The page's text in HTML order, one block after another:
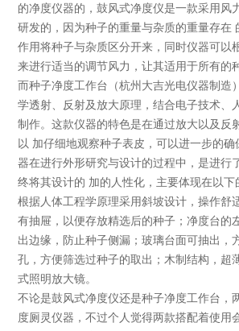
的净度仪器的，鼓风式净度仪是一款采用风
研发的，因为种子的重量与杂质的重量存在
作用将种子与杂质区分开来，同时仪器可以
来进行适当的调节风力，让其适用于所有的
而种子净度工作台（杭州大吉光电仪器制造
学透射、反射及放大原理，结合电子技术、
制作。这款仪器的特色是在通过放大以及反
以 加仔细地观察种子表皮，可以进一步的确
器在进行外形研究与设计的过程中，是进行
终将其设计的 加的人性化，主要体现在以下
根据人体工程学原理采用斜坡设计，操作舒
有抽屉，以便存放精选后的种子；净度台的
出边缘，防止种子侧漏；玻璃台面可抽出，
孔，方便筛选过种子的取出；木制结构，超
式照明放大镜。
不论是鼓风式净度仪还是种子净度工作台，
度厕灵仪器，不过个人觉得两款搭配着使用